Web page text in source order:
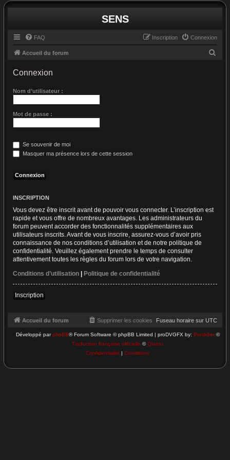
SENS
FAQ Connexion
Inscription
Accueil du forum
Connexion
Nom d’utilisateur :
Mot de passe :
Se souvenir de moi
Masquer ma présence lors de cette session
INSCRIPTION
Vous devez être inscrit avant de pouvoir vous connecter. L’inscription est
rapide et vous offre de nombreux avantages. Les administrateurs du
forum peuvent accorder des fonctionnalités supplémentaires aux
utilisateurs inscrits. Avant de vous inscrire, assurez-vous d’avoir pris
connaissance de nos conditions d’utilisation et de notre politique de
confidentialité. Veuillez également prendre le temps de consulter
attentivement toutes les règles du forum lors de votre navigation.
Conditions d’utilisation | Politique de confidentialité
Inscription
Accueil du forum Fuseau horaire sur UTC
Supprimer les cookies
Développé parphpBB® Forum Software © phpBB Limited | proDVGFX by: Prosk8er©
Traduction française officielle ©Qiaeru
Confidentialité | Conditions